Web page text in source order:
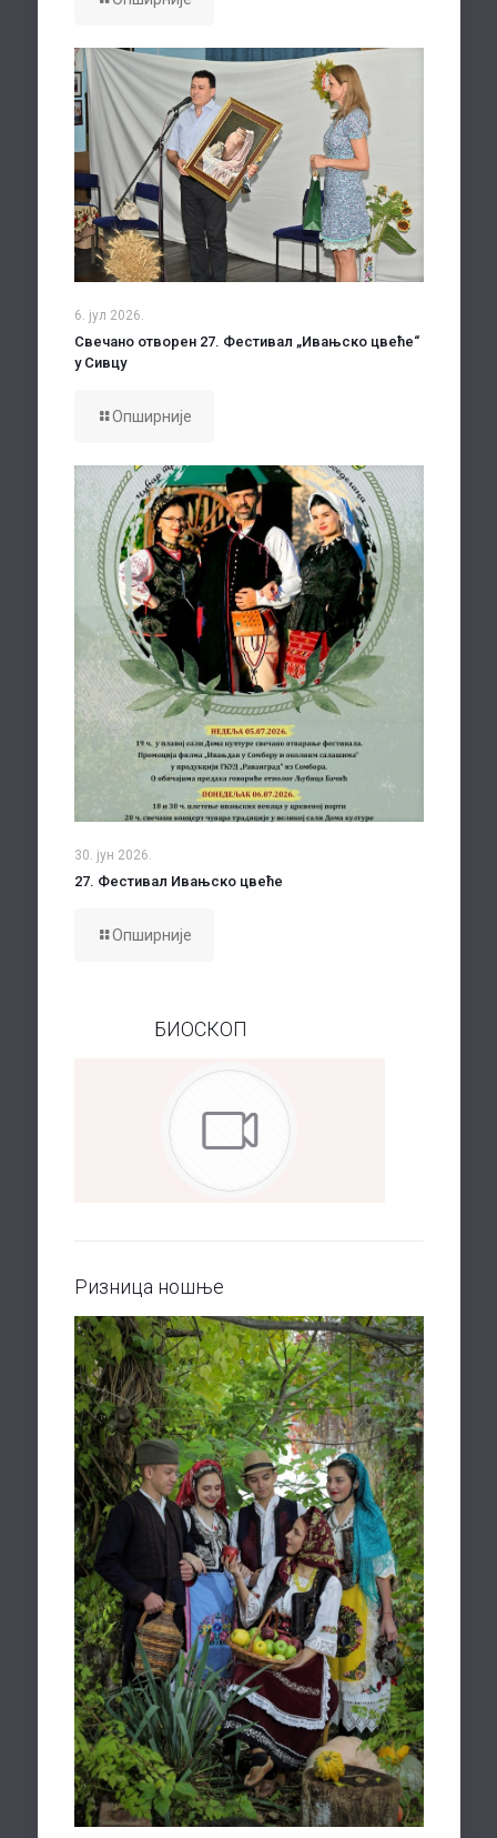
6. јул 2026.
Свечано отворен 27. Фестивал „Ивањско цвеће“
у Сивцу
Опширније
30. јун 2026.
27. Фестивал Ивањско цвеће
Опширније
БИОСКОП
Ризница ношње